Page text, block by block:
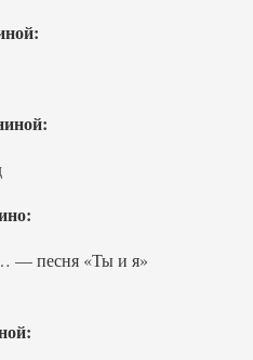
— песня «Ты и я»